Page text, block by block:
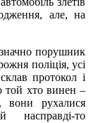
але, на
порушник
поліція, усі
протокол і
той хто винен –
вони рухалися
насправді-то